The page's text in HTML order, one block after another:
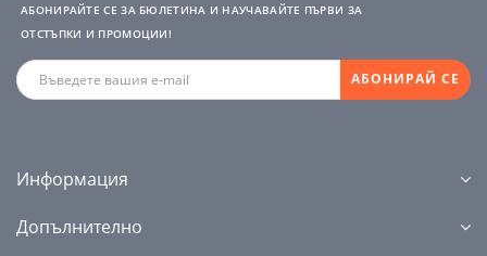
АБОНИРАЙТЕ СЕ ЗА БЮЛЕТИНА И НАУЧАВАЙТЕ ПЪРВИ ЗА
ОТСТЪПКИ И ПРОМОЦИИ!
АБОНИРАЙ СЕ
Информация
Допълнително